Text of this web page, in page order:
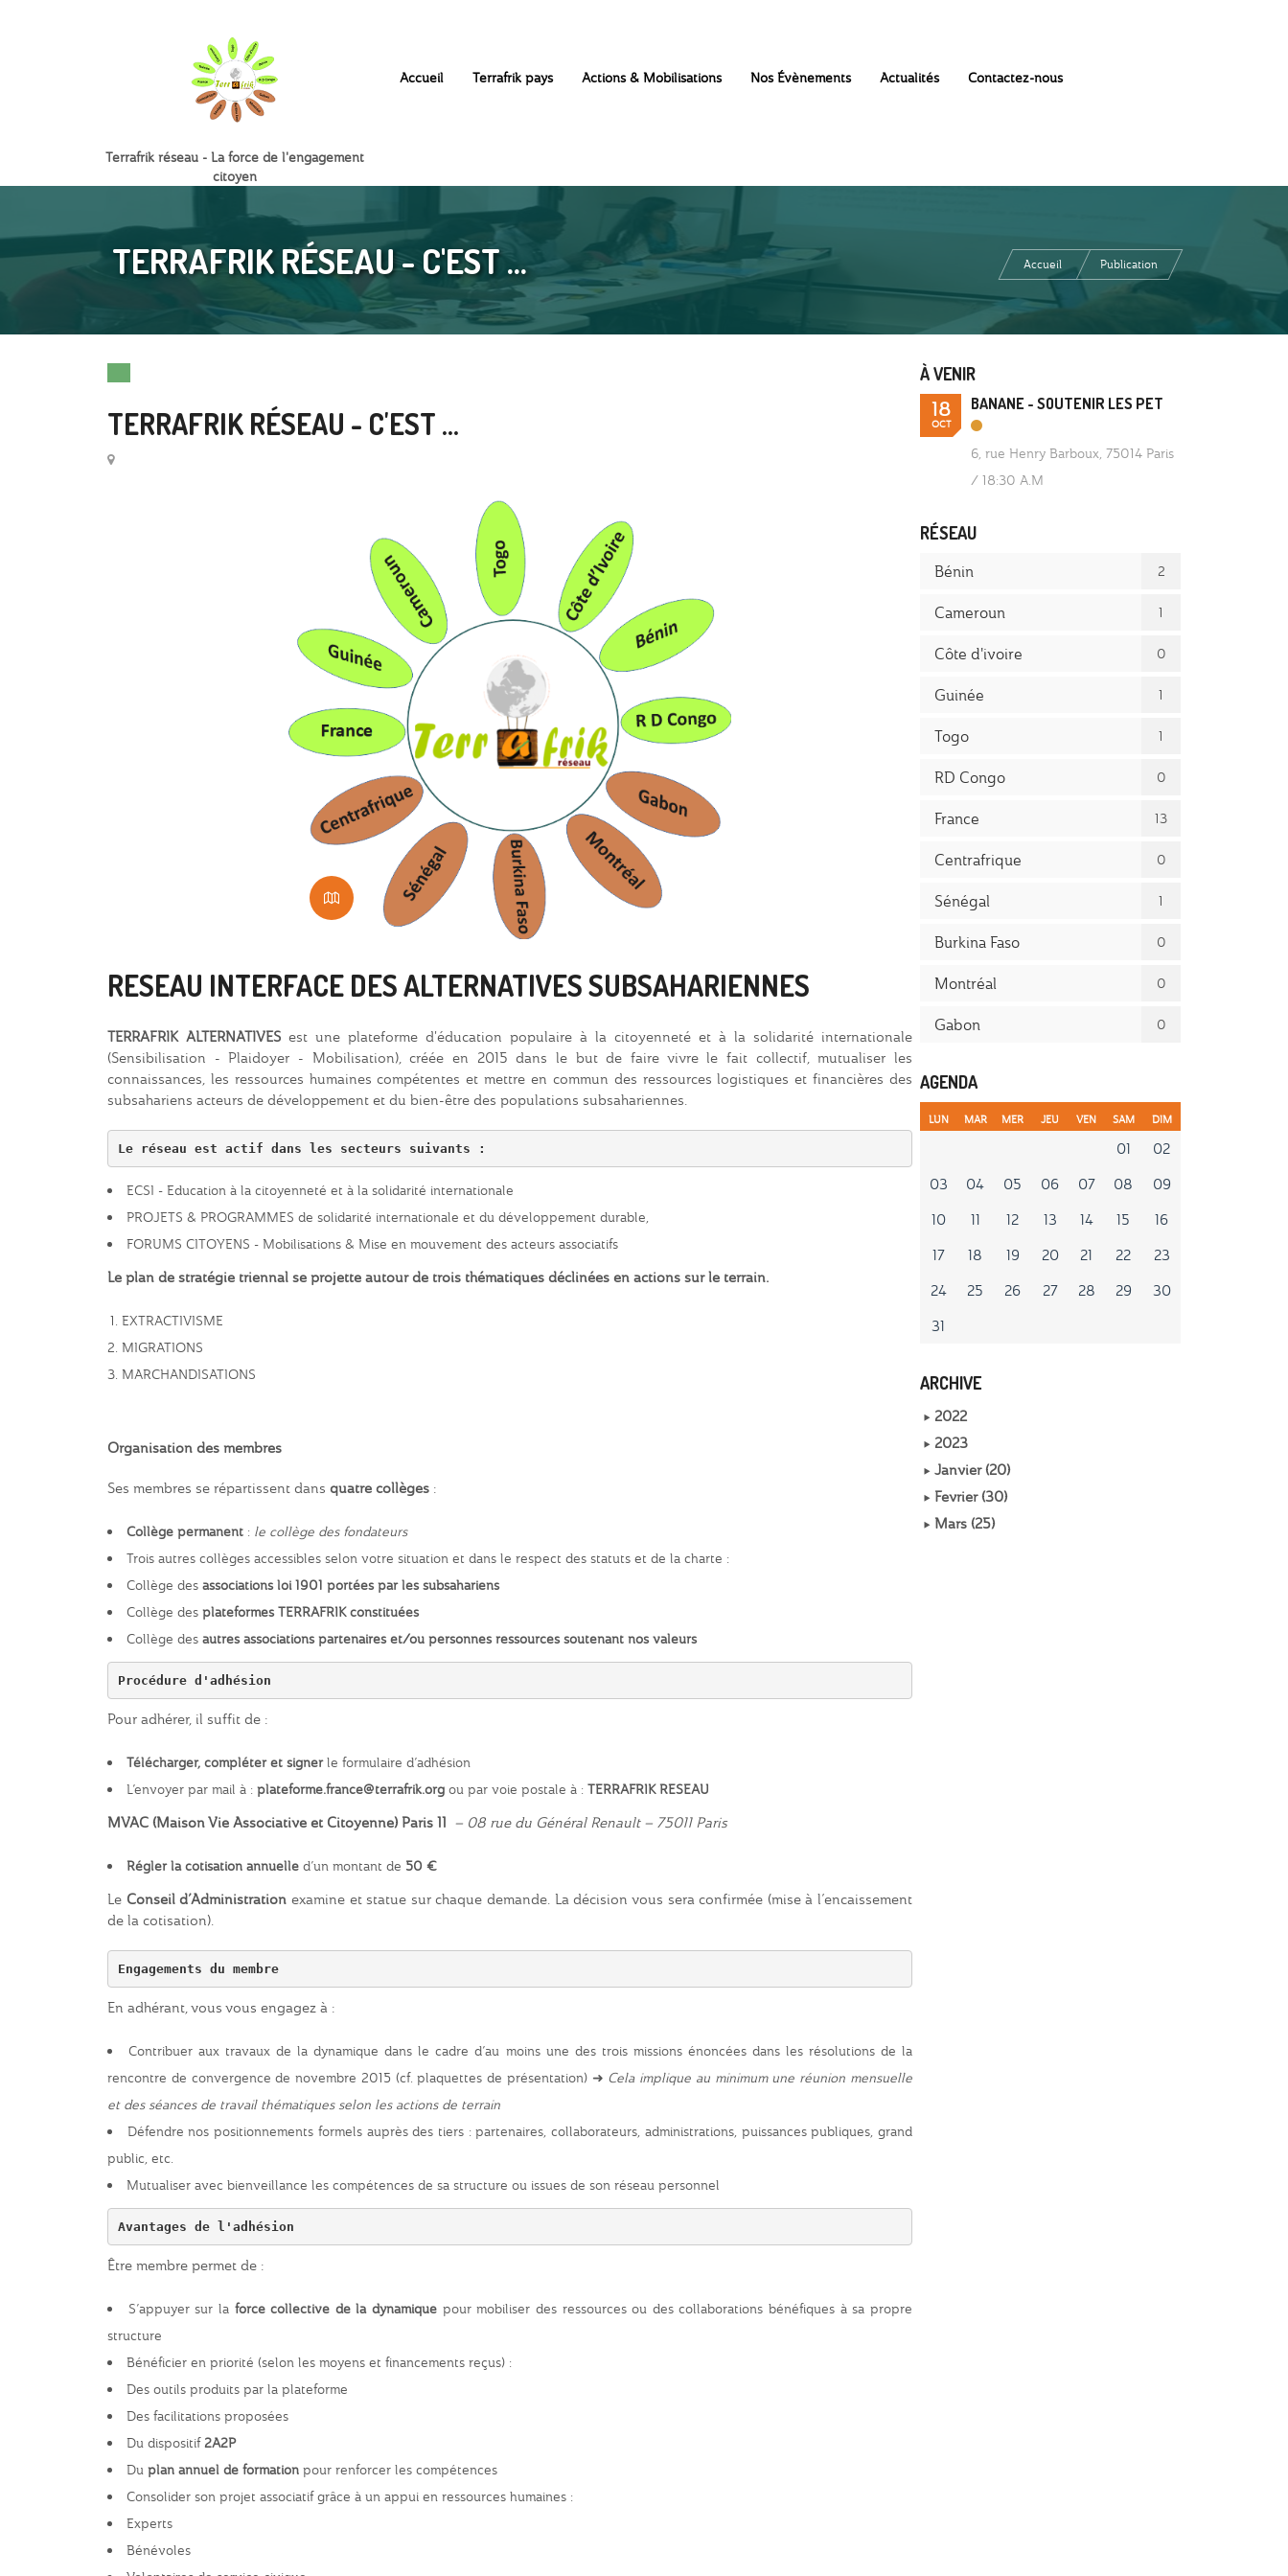
Terrafrik réseau - La force de l'engagement
citoyen
Accueil Terrafrik pays Actions & Mobilisations Nos Évènements Actualités Contactez-nous
TERRAFRIK RÉSEAU - C'EST ... Accueil Publication
TERRAFRIK RÉSEAU - C'EST ...
RESEAU INTERFACE DES ALTERNATIVES SUBSAHARIENNES
TERRAFRIK ALTERNATIVES est une plateforme d'éducation populaire à la citoyenneté et à la solidarité internationale
(Sensibilisation - Plaidoyer - Mobilisation), créée en 2015 dans le but de faire vivre le fait collectif, mutualiser les
connaissances, les ressources humaines compétentes et mettre en commun des ressources logistiques et financières des
subsahariens acteurs de développement et du bien-être des populations subsahariennes.
Le réseau est actif dans les secteurs suivants :
ECSI - Education à la citoyenneté et à la solidarité internationale
PROJETS & PROGRAMMES de solidarité internationale et du développement durable,
FORUMS CITOYENS - Mobilisations & Mise en mouvement des acteurs associatifs
Le plan de stratégie triennal se projette autour de trois thématiques déclinées en actions sur le terrain.
EXTRACTIVISME
MIGRATIONS
MARCHANDISATIONS
Organisation des membres
Ses membres se répartissent dans quatre collèges :
Collège permanent : le collège des fondateurs
Trois autres collèges accessibles selon votre situation et dans le respect des statuts et de la charte :
Collège des associations loi 1901 portées par les subsahariens
Collège des plateformes TERRAFRIK constituées
Collège des autres associations partenaires et/ou personnes ressources soutenant nos valeurs
Procédure d'adhésion
Pour adhérer, il suffit de :
Télécharger, compléter et signerle formulaire d’adhésion
L’envoyer par mail à : plateforme.france@terrafrik.org ou par voie postale à : TERRAFRIK RESEAU
MVAC (Maison Vie Associative et Citoyenne) Paris 11 – 08 rue du Général Renault – 75011 Paris
Régler la cotisation annuelle d’un montant de 50 €
Le Conseil d’Administration examine et statue sur chaque demande. La décision vous sera confirmée (mise à l’encaissement
de la cotisation).
Engagements du membre
En adhérant, vous vous engagez à :
Contribuer aux travaux de la dynamique dans le cadre d’au moins une des trois missions énoncées dans les résolutions de la
rencontre de convergence de novembre 2015 (cf. plaquettes de présentation) ➜ Cela implique au minimum une réunion mensuelle
et des séances de travail thématiques selon les actions de terrain
Défendre nos positionnements formels auprès des tiers : partenaires, collaborateurs, administrations, puissances publiques, grand
public, etc.
Mutualiser avec bienveillance les compétences de sa structure ou issues de son réseau personnel
Avantages de l'adhésion
Être membre permet de :
S’appuyer sur la force collective de la dynamique pour mobiliser des ressources ou des collaborations bénéfiques à sa propre
structure
Bénéficier en priorité (selon les moyens et financements reçus) :
Des outils produits par la plateforme
Des facilitations proposées
Du dispositif 2A2P
Du plan annuel de formation pour renforcer les compétences
Consolider son projet associatif grâce à un appui en ressources humaines :
Experts
Bénévoles
À VENIR
18
OCT
BANANE - SOUTENIR LES PET
6, rue Henry Barboux, 75014 Paris
/ 18:30 A.M
RÉSEAU
Bénin 2
Cameroun 1
Côte d'ivoire 0
Guinée 1
Togo 1
RD Congo 0
France 13
Centrafrique 0
Sénégal 1
Burkina Faso 0
Montréal 0
Gabon 0
AGENDA
LUN MAR MER JEU VEN SAM DIM
01
02
03
04 05 06 07 08
09
10
11 12 13 14 15
16
17
18 19 20 21 22
23
24
25 26 27 28 29
30
31
ARCHIVE
2022
2023
Janvier (20)
Fevrier (30)
Mars (25)